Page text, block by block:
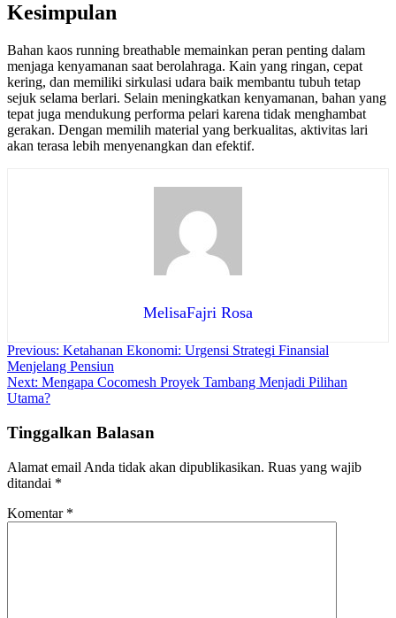
Kesimpulan
Bahan kaos running breathable memainkan peran penting dalam
menjaga kenyamanan saat berolahraga. Kain yang ringan, cepat
kering, dan memiliki sirkulasi udara baik membantu tubuh tetap
sejuk selama berlari. Selain meningkatkan kenyamanan, bahan yang
tepat juga mendukung performa pelari karena tidak menghambat
gerakan. Dengan memilih material yang berkualitas, aktivitas lari
akan terasa lebih menyenangkan dan efektif.
MelisaFajri Rosa
Navigasi
pos
Previous: Ketahanan Ekonomi: Urgensi Strategi Finansial
Menjelang Pensiun
Next: Mengapa Cocomesh Proyek Tambang Menjadi Pilihan
Utama?
Tinggalkan Balasan
Alamat email Anda tidak akan dipublikasikan. Ruas yang wajib
ditandai *
Komentar *